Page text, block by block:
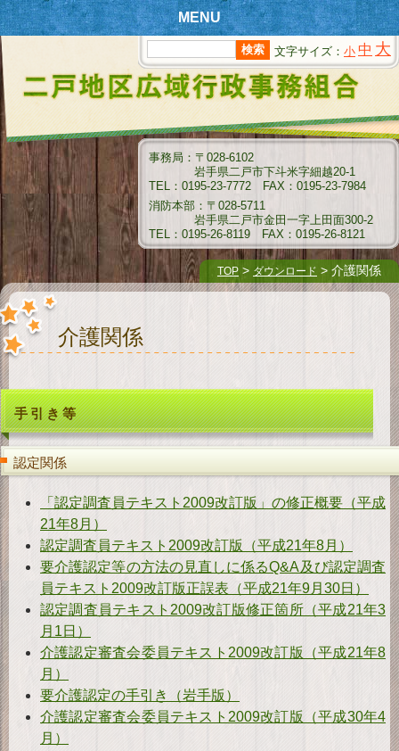
文字サイズ： 小 中 大
事務局：〒028-6102
岩手県二戸市下斗米字細越20-1
TEL：0195-23-7772 FAX：0195-23-7984
消防本部：〒028-5711
岩手県二戸市金田一字上田面300-2
TEL：0195-26-8119 FAX：0195-26-8121
TOP > ダウンロード > 介護関係
MENU
新着情報
組合情報
消防情報
クリーンセンター情報
衛生センター情報
介護保険情報
組 合例規集
指名願受付要領
ダウンロード
お問い合わせ
介護関係
手引き等
認定関係
「認定調査員テキスト2009改訂版」の修正概要（平成
21年8月）
認定調査員テキスト2009改訂版（平成21年8月）
要介護認定等の方法の見直しに係るQ&A及び認定調査
員テキスト2009改訂版正誤表（平成21年9月30日）
認定調査員テキスト2009改訂版修正箇所（平成21年3
月1日）
介護認定審査会委員テキスト2009改訂版（平成21年8
月）
要介護認定の手引き（岩手版）
介護認定審査会委員テキスト2009改訂版（平成30年4
月）